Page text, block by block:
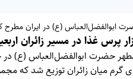
ابوالفضل‌العباس (ع) در ایران مطرح
میان زائران توزیع شد که مجموع آن در